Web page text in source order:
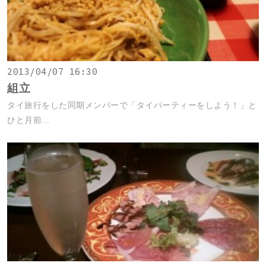
2013/04/07 16:30
組立
タイ旅行をした同期メンバーで「タイパーティーをしよう！」と
ひと月前...